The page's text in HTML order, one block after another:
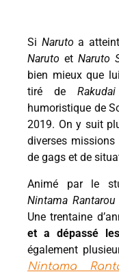
Si Naruto a
Naruto et Naruto
bien mieux que
tiré de
humoristique de
2019. On y suit
diverses
de gags et de
Animé par le
Nintama Rantarou
Une trentaine
et a dépassé
également
Nintama